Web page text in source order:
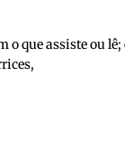
o que assiste ou lê;